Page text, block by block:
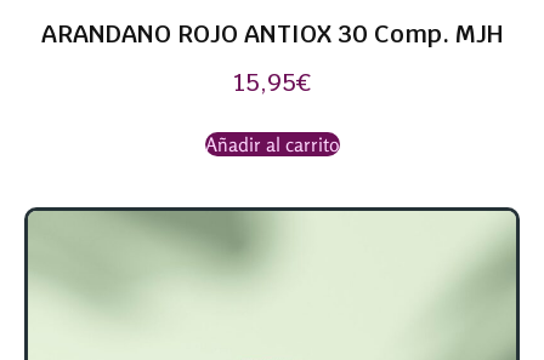
ARANDANO ROJO ANTIOX 30 Comp. MJH
15,95€
Añadir al carrito